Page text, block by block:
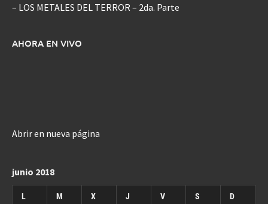
– LOS METALES DEL TERROR – 2da. Parte
AHORA EN VIVO
Abrir en nueva página
junio 2018
L M X J V S D